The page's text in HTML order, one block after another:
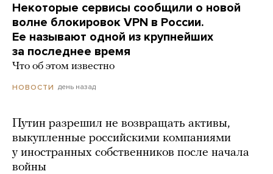
Некоторые сервисы сообщили о новой
волне блокировок VPN в России.
Ее называют одной из крупнейших
за последнее время
Что об этом известно
НОВОСТИ день назад
Путин разрешил не возвращать активы,
выкупленные российскими компаниями
у иностранных собственников после начала
войны